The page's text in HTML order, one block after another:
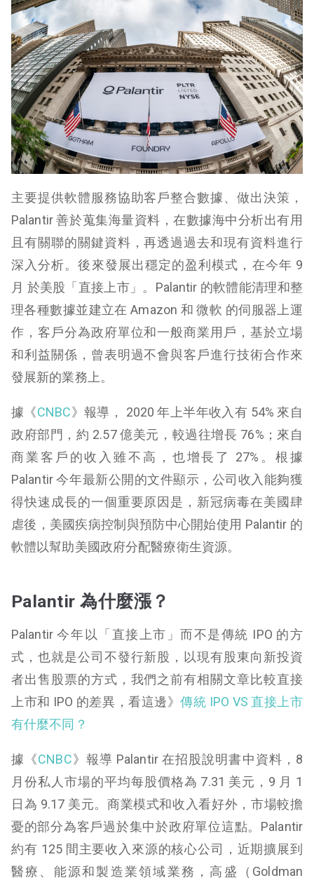
主要提供軟體服務協助客戶整合數據、做出決策，
Palantir 善於蒐集海量資料，在數據海中分析出有用
且有關聯的關鍵資料，再透過過去和現有資料進行
深入分析。後來發展出穩定的盈利模式，在今年 9
月 於美股「直接上市」。Palantir 的軟體能清理和整
理各種數據並建立在 Amazon 和 微軟 的伺服器上運
作，客戶分為政府單位和一般商業用戶，基於立場
和利益關係，曾表明過不會與客戶進行技術合作來
發展新的業務上。
據《CNBC》報導， 2020 年上半年收入有 54% 來自
政府部門，約 2.57 億美元，較過往增長 76%；來自
商業客戶的收入雖不高，也增長了 27%。根據
Palantir 今年最新公開的文件顯示，公司收入能夠獲
得快速成長的一個重要原因是，新冠病毒在美國肆
虐後，美國疾病控制與預防中心開始使用 Palantir 的
軟體以幫助美國政府分配醫療衛生資源。
Palantir 為什麼漲？
Palantir 今年以「直接上市」而不是傳統 IPO 的方
式，也就是公司不發行新股，以現有股東向新投資
者出售股票的方式，我們之前有相關文章比較直接
上市和 IPO 的差異，看這邊》傳統 IPO VS 直接上市
有什麼不同？
據《CNBC》報導 Palantir 在招股說明書中資料，8
月份私人市場的平均每股價格為 7.31 美元，9 月 1
日為 9.17 美元。商業模式和收入看好外，市場較擔
憂的部分為客戶過於集中於政府單位這點。Palantir
約有 125 間主要收入來源的核心公司，近期擴展到
醫療、能源和製造業領域業務，高盛（Goldman